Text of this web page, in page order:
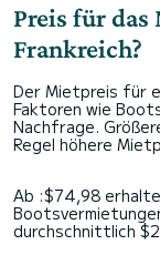
Preis für das
Frankreich?
Der Mietpreis für
Faktoren wie
Nachfrage.
Regel höhere
Ab :$74,98
durchschnittlich